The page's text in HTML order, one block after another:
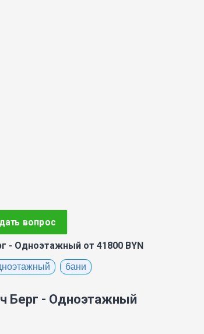
вопрос
- Одноэтажный от 41800 BYN
бани
Берг - Одноэтажный